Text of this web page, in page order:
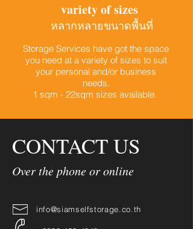
variety of sizes
หลากหลายขนาดพื้นที่
Storage Services have got the space
you need at a variety of sizes to suit
your personal and/or business
needs.
1 sqm - 22sqm sizes available.
CONTACT US
Over the phone or online
info@siamselfstorage.co.th